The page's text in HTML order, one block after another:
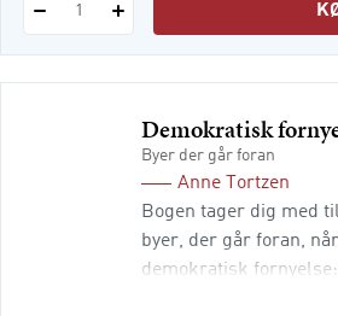
1
Demokratisk
Byer der går foran
Anne Tortzen
Bogen tager dig med
byer, der går foran,
demokratisk fornyelse: